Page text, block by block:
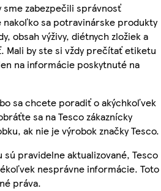
sme zabezpečili správnosť
sa potravinárske produkty
obsah výživy, diétnych zložiek a
Mali by ste si vždy prečítať etiketu
na informácie poskytnuté na
sa chcete poradiť o akýchkoľvek
sa na Tesco zákaznícky
ak nie je výrobok značky Tesco.
pravidelne aktualizované, Tesco
nesprávne informácie. Toto
práva.